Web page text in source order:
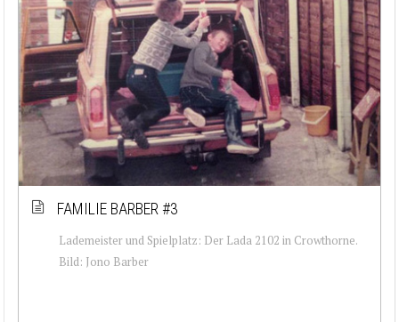
FAMILIE BARBER #3
Lademeister und Spielplatz: Der Lada 2102 in Crowthorne.
Bild: Jono Barber